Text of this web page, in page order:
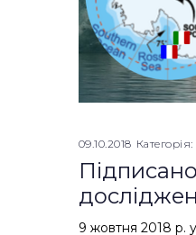
09.10.2018 Категорія:
9 жовтня 2018 р.